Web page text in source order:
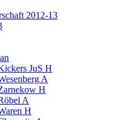
2012-13
JuS H
A
H
A
H